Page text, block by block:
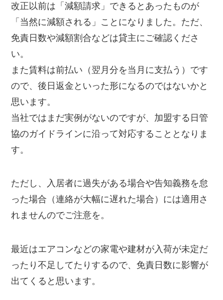
改正以前は「減額請求」できるとあったものが
「当然に減額される」ことになりました。ただ、
免責日数や減額割合などは貸主にご確認くださ
い。
また賃料は前払い（翌月分を当月に支払う）です
ので、後日返金といった形になるのではないかと
思います。
当社ではまだ実例がないのですが、加盟する日管
協のガイドラインに沿って対応することとなりま
す。
ただし、入居者に過失がある場合や告知義務を怠
った場合（連絡が大幅に遅れた場合）には適用さ
れませんのでご注意を。
最近はエアコンなどの家電や建材が入荷が未定だ
ったり不足してたりするので、免責日数に影響が
出てくると思います。